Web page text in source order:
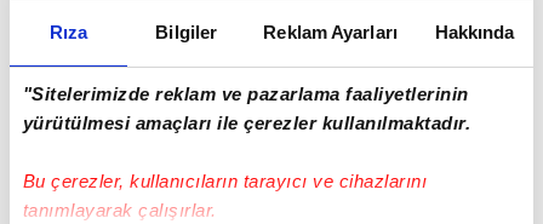
Rıza Bilgiler Reklam Ayarları Hakkında
"Sitelerimizde reklam ve pazarlama faaliyetlerinin
yürütülmesi amaçları ile çerezler kullanılmaktadır.
Bu çerezler, kullanıcıların tarayıcı ve cihazlarını
tanımlayarak çalışırlar.
Hakan Kurt - Editör
#CEV ŞAMPİYONLAR LİGİ